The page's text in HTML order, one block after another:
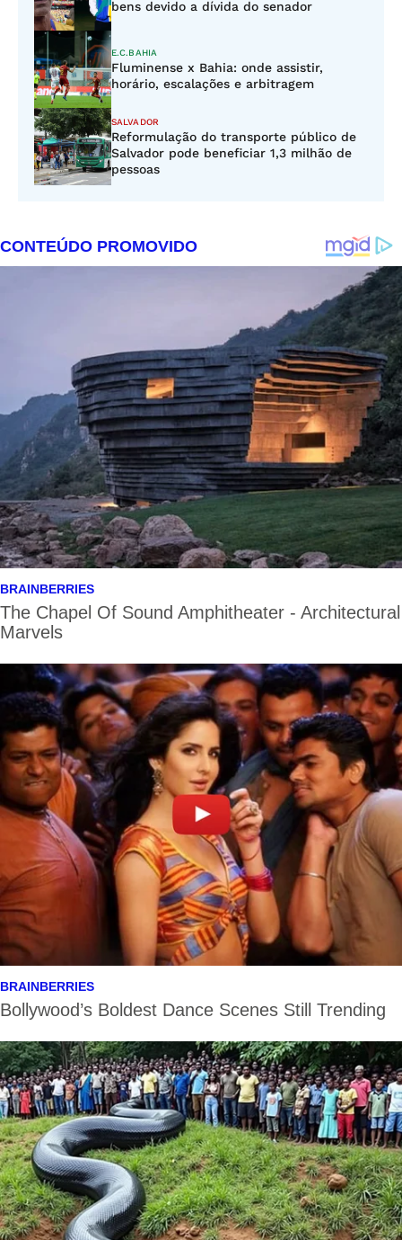
bens devido a dívida do senador
E.C.BAHIA
Fluminense x Bahia: onde assistir,
horário, escalações e arbitragem
SALVADOR
Reformulação do transporte público de
Salvador pode beneficiar 1,3 milhão de
pessoas